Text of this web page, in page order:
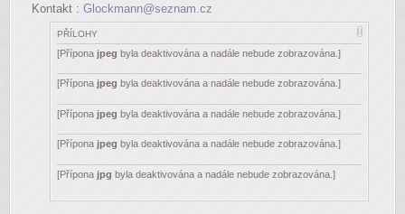
Kontakt : Glockmann@seznam.cz
PŘÍLOHY
[Přípona jpeg byla deaktivována a nadále nebude zobrazována.]
[Přípona jpeg byla deaktivována a nadále nebude zobrazována.]
[Přípona jpeg byla deaktivována a nadále nebude zobrazována.]
[Přípona jpeg byla deaktivována a nadále nebude zobrazována.]
[Přípona jpg byla deaktivována a nadále nebude zobrazována.]